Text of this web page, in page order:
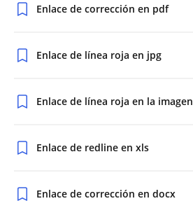
Enlace de corrección en pdf
Enlace de línea roja en jpg
Enlace de línea roja en la imagen
Enlace de redline en xls
Enlace de corrección en docx